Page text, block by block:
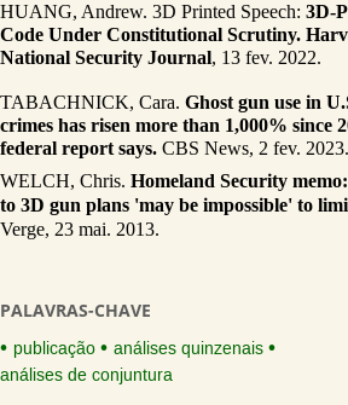
HUANG, Andrew. 3D Printed Speech: 3D-
Code Under Constitutional Scrutiny.
National Security Journal, 13 fev. 2022.
TABACHNICK, Cara. Ghost gun use in
crimes has risen more than 1,000% since
federal report says. CBS News, 2 fev. 2023.
WELCH, Chris. Homeland Security memo:
to 3D gun plans 'may be impossible' to
Verge, 23 mai. 2013.
PALAVRAS-CHAVE
publicação
análises quinzenais
análises de conjuntura